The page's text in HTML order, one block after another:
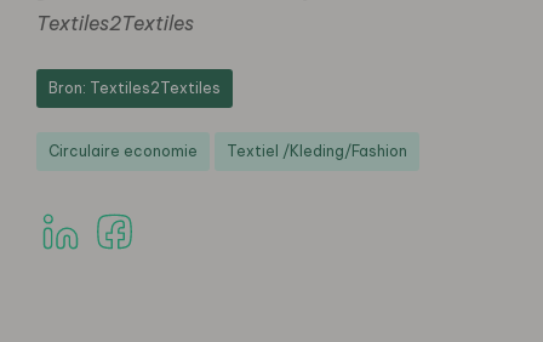
Textiles2Textiles
Bron: Textiles2Textiles
Circulaire economie Textiel /Kleding/Fashion